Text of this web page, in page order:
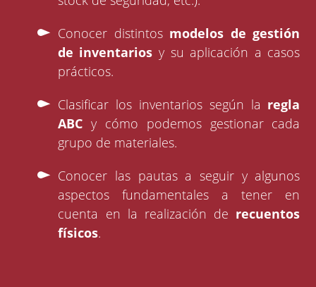
Conocer distintos modelos de gestión
de inventarios y su aplicación a casos
prácticos.
Clasificar los inventarios según la regla
ABC y cómo podemos gestionar cada
grupo de materiales.
Conocer las pautas a seguir y algunos
aspectos fundamentales a tener en
cuenta en la realización de recuentos
físicos.